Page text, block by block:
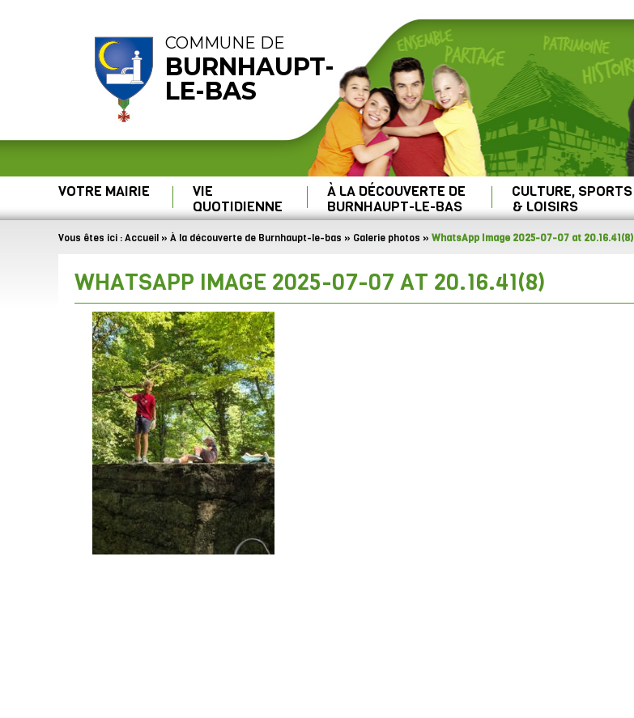
COMMUNE DE
BURNHAUPT-
LE-BAS
VOTRE MAIRIE VIE
QUOTIDIENNE
À LA DÉCOUVERTE DE
BURNHAUPT-LE-BAS
CULTURE, SPORTS
& LOISIRS
Vous êtes ici :Accueil » À la découverte de Burnhaupt-le-bas » Galerie photos » WhatsApp Image 2025-07-07 at 20.16.41(8)
WHATSAPP IMAGE 2025-07-07 AT 20.16.41(8)